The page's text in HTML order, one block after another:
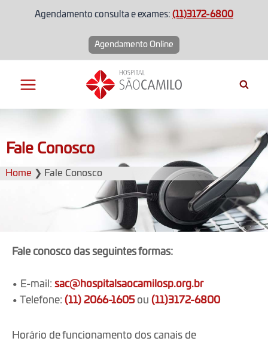
Agendamento consulta e exames: (11)3172-6800
Agendamento Online
Fale Conosco
Home ❯ Fale Conosco
Fale conosco das seguintes formas:
• E-mail: sac@hospitalsaocamilosp.org.br
• Telefone: (11) 2066-1605ou (11)3172-6800
Horário de funcionamento dos canais de